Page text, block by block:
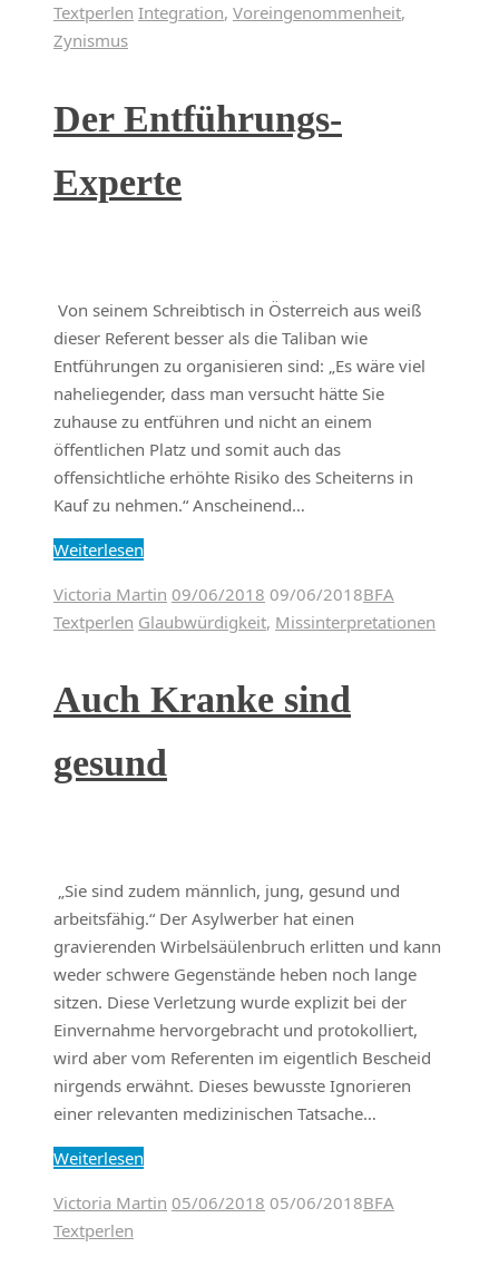
Textperlen Integration, Voreingenommenheit,
Zynismus
Der Entführungs-
Experte
Von seinem Schreibtisch in Österreich aus weiß
dieser Referent besser als die Taliban wie
Entführungen zu organisieren sind: „Es wäre viel
naheliegender, dass man versucht hätte Sie
zuhause zu entführen und nicht an einem
öffentlichen Platz und somit auch das
offensichtliche erhöhte Risiko des Scheiterns in
Kauf zu nehmen.“ Anscheinend…
Weiterlesen
Victoria Martin 09/06/2018 09/06/2018BFA
Textperlen Glaubwürdigkeit, Missinterpretationen
Auch Kranke sind
gesund
„Sie sind zudem männlich, jung, gesund und
arbeitsfähig.“ Der Asylwerber hat einen
gravierenden Wirbelsäülenbruch erlitten und kann
weder schwere Gegenstände heben noch lange
sitzen. Diese Verletzung wurde explizit bei der
Einvernahme hervorgebracht und protokolliert,
wird aber vom Referenten im eigentlich Bescheid
nirgends erwähnt. Dieses bewusste Ignorieren
einer relevanten medizinischen Tatsache…
Weiterlesen
Victoria Martin 05/06/2018 05/06/2018BFA
Textperlen